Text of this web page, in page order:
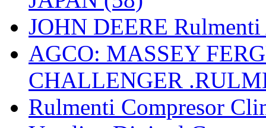
JOHN DEERE
AGCO: MASSEY
CHALLENGER
Rulmenti Compresor